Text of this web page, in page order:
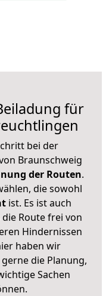
für
bei der
Braunschweig
der Routen.
die sowohl
ist. Es ist auch
Route frei von
Hindernissen
haben wir
die Planung,
Sachen